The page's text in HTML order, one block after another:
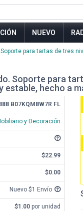
NUEVO
para tartas de tres
Soporte para
hecho a
B07KQM8W7R FL
y Decoración
$22.99
$0.00
Nuevo $1 Envío
$1.00 por unidad